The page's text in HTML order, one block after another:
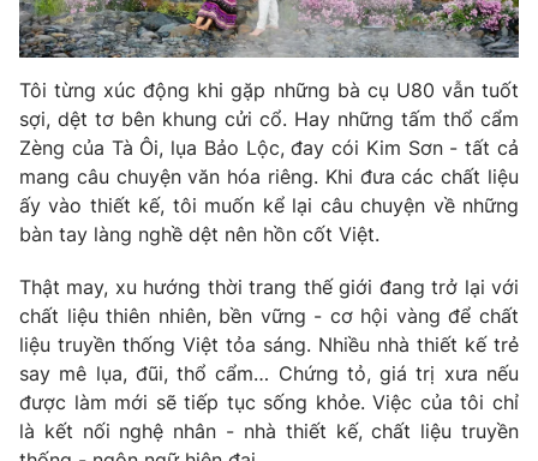
Tôi từng xúc động khi gặp những bà cụ U80 vẫn tuốt
sợi, dệt tơ bên khung cửi cổ. Hay những tấm thổ cẩm
Zèng của Tà Ôi, lụa Bảo Lộc, đay cói Kim Sơn - tất cả
mang câu chuyện văn hóa riêng. Khi đưa các chất liệu
ấy vào thiết kế, tôi muốn kể lại câu chuyện về những
bàn tay làng nghề dệt nên hồn cốt Việt.
Thật may, xu hướng thời trang thế giới đang trở lại với
chất liệu thiên nhiên, bền vững - cơ hội vàng để chất
liệu truyền thống Việt tỏa sáng. Nhiều nhà thiết kế trẻ
say mê lụa, đũi, thổ cẩm… Chứng tỏ, giá trị xưa nếu
được làm mới sẽ tiếp tục sống khỏe. Việc của tôi chỉ
là kết nối nghệ nhân - nhà thiết kế, chất liệu truyền